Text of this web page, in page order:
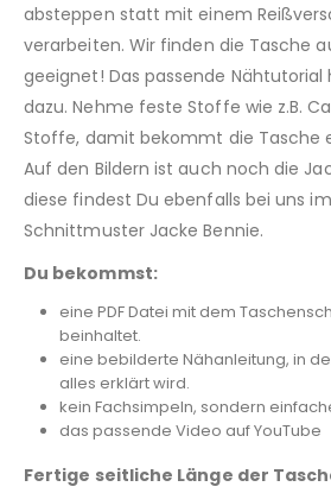
absteppen statt mit einem
verarbeiten. Wir finden die Tasche
geeignet! Das passende
dazu. Nehme feste Stoffe wie z.B.
Stoffe, damit bekommt die Tasche
Auf den Bildern ist auch noch die
diese findest Du ebenfalls bei uns
Schnittmuster Jacke Bennie.
Du bekommst:
eine PDF Datei mit dem
beinhaltet.
eine bebilderte Nähanleitung, in
alles erklärt wird.
kein Fachsimpeln, sondern
das passende Video auf YouTube
Fertige seitliche Länge der